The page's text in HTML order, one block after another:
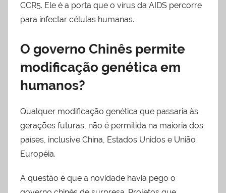
CCR5. Ele é a porta que o vírus da AIDS percorre
para infectar células humanas.
O governo Chinês permite
modificação genética em
humanos?
Qualquer modificação genética que passaria às
gerações futuras, não é permitida na maioria dos
países, inclusive China, Estados Unidos e União
Européia.
A questão é que a novidade havia pego o